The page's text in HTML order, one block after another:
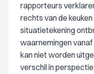
rapporteurs
rechts van de
situatietekening
waarnemingen
kan niet worden
verschil in